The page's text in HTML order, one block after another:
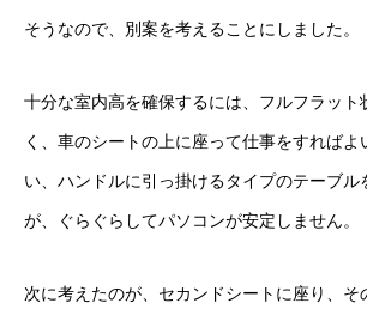
そうなので、別案を考えることにしました。
十分な室内高を確保するには、フルフラット
く、車のシートの上に座って仕事をすればよ
い、ハンドルに引っ掛けるタイプのテーブル
が、ぐらぐらしてパソコンが安定しません。
次に考えたのが、セカンドシートに座り、そ